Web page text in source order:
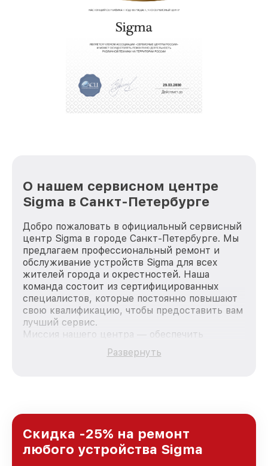
О нашем сервисном центре
Sigma в Санкт-Петербурге
Добро пожаловать в официальный сервисный
центр Sigma в городе Санкт-Петербурге. Мы
предлагаем профессиональный ремонт и
обслуживание устройств Sigma для всех
жителей города и окрестностей. Наша
команда состоит из сертифицированных
специалистов, которые постоянно повышают
свою квалификацию, чтобы предоставить вам
лучший сервис.
Миссия нашего центра — обеспечить
качественный и доступный ремонт для
каждого пользователя продукции Sigma, вне
Санкт-Петербурге, постоянно повышая
уровень доверия и лояльности наших
клиентов.
Развернуть
Скидка -25% на ремонт
любого устройства Sigma